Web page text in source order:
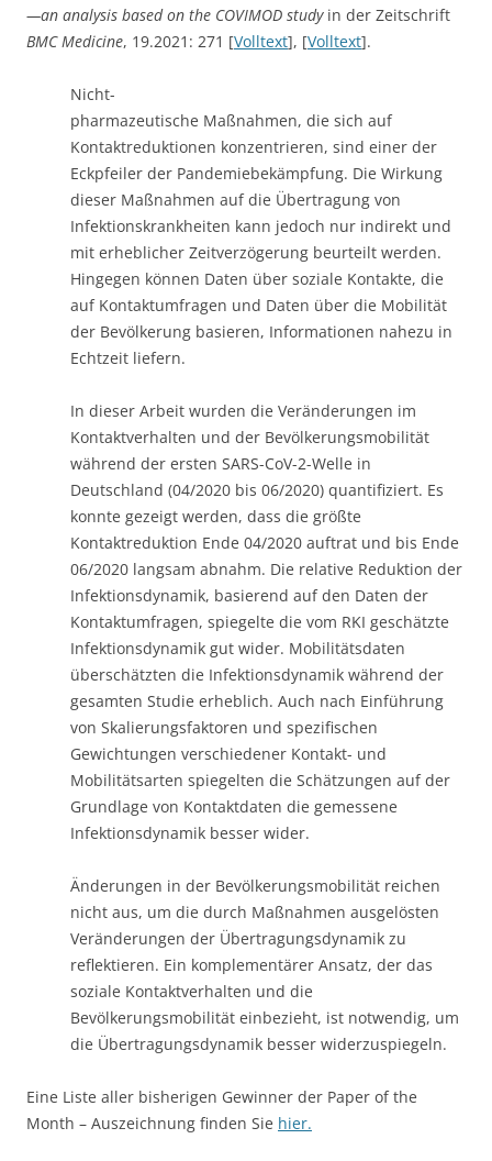
—an analysis based on the COVIMOD studyin der Zeitschrift
BMC Medicine, 19.2021: 271 [Volltext], [Volltext].
Nicht-
pharmazeutische Maßnahmen, die sich auf
Kontaktreduktionen konzentrieren, sind einer der
Eckpfeiler der Pandemiebekämpfung. Die Wirkung
dieser Maßnahmen auf die Übertragung von
Infektionskrankheiten kann jedoch nur indirekt und
mit erheblicher Zeitverzögerung beurteilt werden.
Hingegen können Daten über soziale Kontakte, die
auf Kontaktumfragen und Daten über die Mobilität
der Bevölkerung basieren, Informationen nahezu in
Echtzeit liefern.
In dieser Arbeit wurden die Veränderungen im
Kontaktverhalten und der Bevölkerungsmobilität
während der ersten SARS-CoV-2-Welle in
Deutschland (04/2020 bis 06/2020) quantifiziert. Es
konnte gezeigt werden, dass die größte
Kontaktreduktion Ende 04/2020 auftrat und bis Ende
06/2020 langsam abnahm. Die relative Reduktion der
Infektionsdynamik, basierend auf den Daten der
Kontaktumfragen, spiegelte die vom RKI geschätzte
Infektionsdynamik gut wider. Mobilitätsdaten
überschätzten die Infektionsdynamik während der
gesamten Studie erheblich. Auch nach Einführung
von Skalierungsfaktoren und spezifischen
Gewichtungen verschiedener Kontakt- und
Mobilitätsarten spiegelten die Schätzungen auf der
Grundlage von Kontaktdaten die gemessene
Infektionsdynamik besser wider.
Änderungen in der Bevölkerungsmobilität reichen
nicht aus, um die durch Maßnahmen ausgelösten
Veränderungen der Übertragungsdynamik zu
reflektieren. Ein komplementärer Ansatz, der das
soziale Kontaktverhalten und die
Bevölkerungsmobilität einbezieht, ist notwendig, um
die Übertragungsdynamik besser widerzuspiegeln.
Eine Liste aller bisherigen Gewinner der Paper of the
Month – Auszeichnung finden Sie hier.